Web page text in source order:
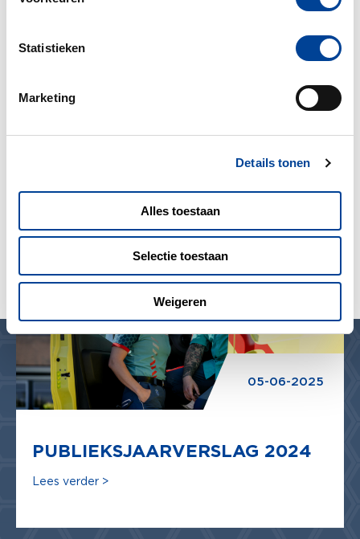
Statistieken
Marketing
Details tonen
Alles toestaan
Selectie toestaan
Weigeren
ORGANISATIE IN EEN STAD VOL
VERANDERING
Lees verder >
PUBLIEKSJAARVERSLAG 2024
Lees verder >
05-06-2025